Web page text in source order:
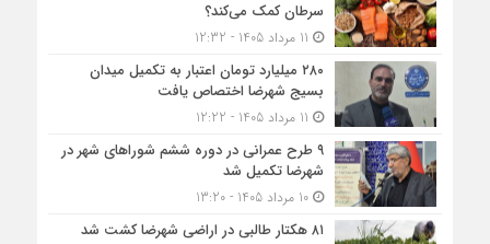
سرطان کمک می‌کند؟
۲۸۰ میلیارد تومان اعتبار به تکمیل میدان
بسیج شهرضا اختصاص یافت
۹ طرح عمرانی در دوره ششم شوراهای شهر در
شهرضا تکمیل شد
10 مرداد 1405 - 13:20
۸۱ هکتار طالبی در اراضی شهرضا کشت شد